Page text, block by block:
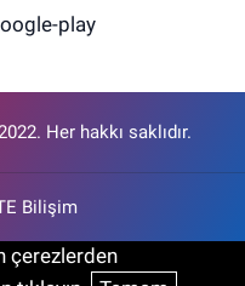
Her hakkı saklıdır.
Bilişim
çerezlerden